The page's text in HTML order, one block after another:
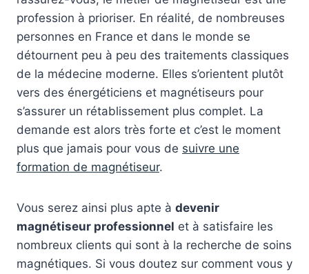
profession à prioriser. En réalité, de nombreuses
personnes en France et dans le monde se
détournent peu à peu des traitements classiques
de la médecine moderne. Elles s’orientent plutôt
vers des énergéticiens et magnétiseurs pour
s’assurer un rétablissement plus complet. La
demande est alors très forte et c’est le moment
plus que jamais pour vous de suivre une
formation de magnétiseur.
Vous serez ainsi plus apte à devenir
magnétiseur professionnel et à satisfaire les
nombreux clients qui sont à la recherche de soins
magnétiques. Si vous doutez sur comment vous y